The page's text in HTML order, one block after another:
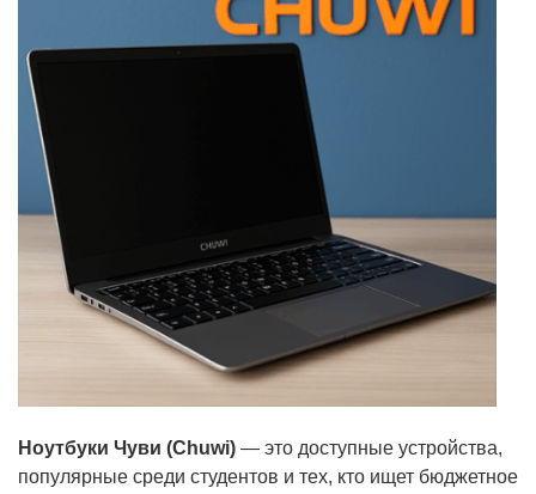
Ноутбуки Чуви (Chuwi) — это доступные устройства,
популярные среди студентов и тех, кто ищет бюджетное